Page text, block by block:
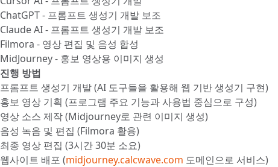
ChatGPT - 프롬프트 생성기 개발 보조
Claude AI - 프롬프트 생성기 개발 보조
Filmora - 영상 편집 및 음성 합성
MidJourney - 홍보 영상용 이미지 생성
진행 방법
프롬프트 생성기 개발 (AI 도구들을 활용해 웹 기반 생성기 구현)
홍보 영상 기획 (프로그램 주요 기능과 사용법 중심으로 구성)
영상 소스 제작 (Midjourney로 관련 이미지 생성)
음성 녹음 및 편집 (Filmora 활용)
최종 영상 편집 (3시간 30분 소요)
웹사이트 배포 (midjourney.calcwave.com 도메인으로 서비스)